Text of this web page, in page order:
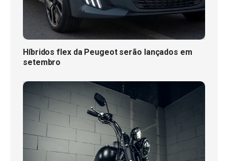
Híbridos flex da Peugeot serão lançados em
setembro